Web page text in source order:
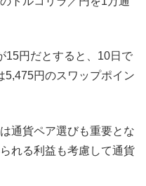
15円だとすると、10日で
5,475円のスワップポイン
通貨ペア選びも重要とな
れる利益も考慮して通貨